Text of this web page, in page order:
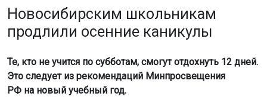
Новосибирским школьникам
продлили осенние каникулы
Те, кто не учится по субботам, смогут отдохнуть 12 дней.
Это следует из рекомендаций Минпросвещения
РФ на новый учебный год.